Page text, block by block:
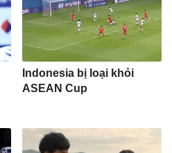
Indonesia bị loại khỏi
ASEAN Cup